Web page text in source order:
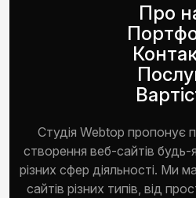
Про
Студія Webtop пропонує
створення веб-сайтів будь-
різних сфер діяльності. Ми
сайтів різних типів, від